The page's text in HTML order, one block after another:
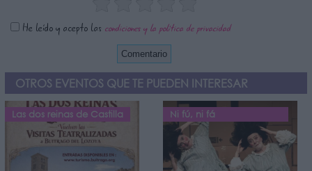
He leído y acepto las condiciones y la política de privacidad
OTROS EVENTOS QUE TE PUEDEN INTERESAR
Las dos reinas de Castilla Ni fú, ni fá